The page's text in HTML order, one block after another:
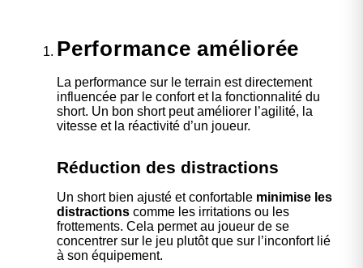
Performance améliorée
La performance sur le terrain est directement
influencée par le confort et la fonctionnalité du
short. Un bon short peut améliorer l’agilité, la
vitesse et la réactivité d’un joueur.
Réduction des distractions
Un short bien ajusté et confortable minimise les
distractions comme les irritations ou les
frottements. Cela permet au joueur de se
concentrer sur le jeu plutôt que sur l’inconfort lié
à son équipement.